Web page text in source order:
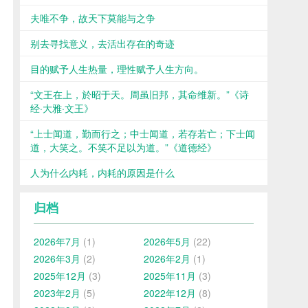
夫唯不争，故天下莫能与之争
别去寻找意义，去活出存在的奇迹
目的赋予人生热量，理性赋予人生方向。
“文王在上，於昭于天。周虽旧邦，其命维新。”《诗
经·大雅·文王》
“上士闻道，勤而行之；中士闻道，若存若亡；下士闻
道，大笑之。不笑不足以为道。”《道德经》
人为什么内耗，内耗的原因是什么
归档
2026年7月 (1) 2026年5月 (22)
2026年3月 (2) 2026年2月 (1)
2025年12月 (3) 2025年11月 (3)
2023年2月 (5) 2022年12月 (8)